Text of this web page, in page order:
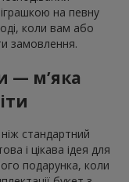
на певну
коли вам або
замовлення.
— м’яка
стандартний
і цікава ідея для
подарунка, коли